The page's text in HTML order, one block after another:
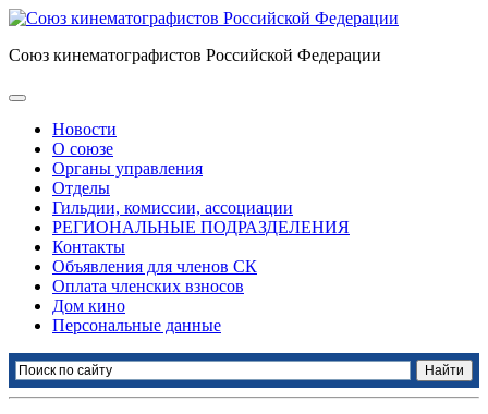
Союз кинематографистов Российской Федерации
Новости
О союзе
Органы управления
Отделы
Гильдии, комиссии, ассоциации
РЕГИОНАЛЬНЫЕ ПОДРАЗДЕЛЕНИЯ
Контакты
Объявления для членов СК
Оплата членских взносов
Дом кино
Персональные данные